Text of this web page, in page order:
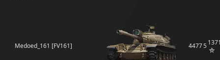
Medoed_161 [FV161] 44775